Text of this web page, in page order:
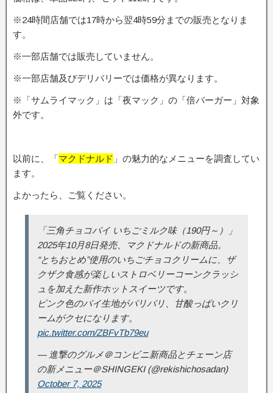
※24時間店舗では17時から翌4時59分までの販売となりま
す。
※一部店舗では販売していません。
※一部店舗及びデリバリーでは価格が異なります。
※「サムライマック」は「夜マック」の「倍バーガー」対象
外です。
以前に、「マクドナルド 」の魅力的なメニューを調査してい
ます。
よかったら、ご覧ください。
「三角チョコパイ いちごミルク味（190円～）」
2025年10月8日発売、マクドナルドの新商品。
“とちおとめ”使用のいちごチョコクリームに、ザ
クザク食感が楽しいストロベリーコーンクラッシ
ュを加えた新作ホットスイーツです。
ピンク色のパイ生地がパリパリ、甘酸っぱいクリ
ームがクセになります。
pic.twitter.com/ZBFvTb79eu
— 進撃のグルメ＠コンビニ新商品とチェーン店
の新メニュー＠SHINGEKI (@rekishichosadan)
October 7, 2025